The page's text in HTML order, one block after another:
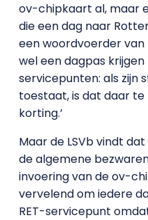
ov-chipkaart al, maar
die een dag naar
een woordvoerder van
wel een dagpas krijgen
servicepunten: als zijn
toestaat, is dat daar te
korting.’
Maar de LSVb vindt
de algemene
invoering van de ov-
vervelend om iedere
RET-servicepunt